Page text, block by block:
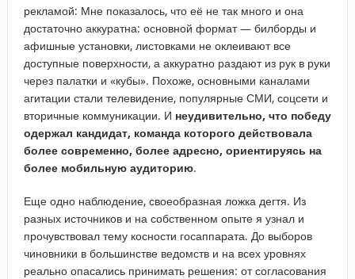
рекламой: Мне показалось, что её не так много и она
достаточно аккуратна: основной формат — билборды и
афишные установки, листовками не оклеивают все
доступные поверхности, а аккуратно раздают из рук в руки
через палатки и «кубы». Похоже, основными каналами
агитации стали телевидение, популярные СМИ, соцсети и
вторичные коммуникации. И неудивительно, что победу
одержал кандидат, команда которого действовала
более современно, более адресно, ориентируясь на
более мобильную аудиторию.
Еще одно наблюдение, своеобразная ложка дегтя. Из
разных источников и на собственном опыте я узнал и
прочувствовал тему косности госаппарата. До выборов
чиновники в большинстве ведомств и на всех уровнях
реально опасались принимать решения: от согласования